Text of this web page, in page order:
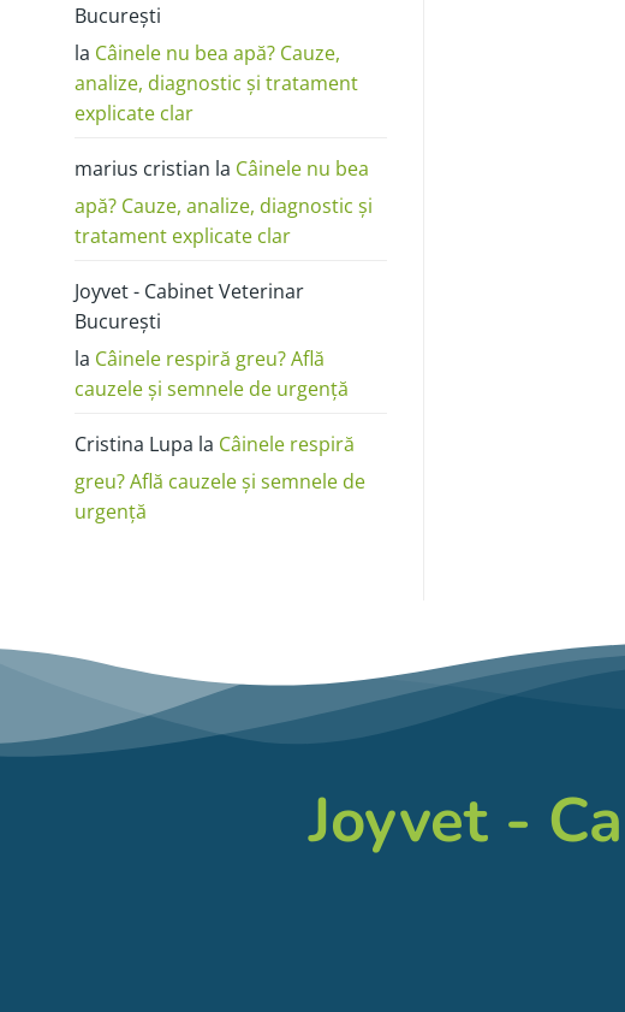
București
la Câinele nu bea apă? Cauze,
analize, diagnostic și tratament
explicate clar
marius cristian la Câinele nu bea
apă? Cauze, analize, diagnostic și
tratament explicate clar
Joyvet - Cabinet Veterinar
București
la Câinele respiră greu? Află
cauzele și semnele de urgență
Cristina Lupa la Câinele respiră
greu? Află cauzele și semnele de
urgență
Joyvet -